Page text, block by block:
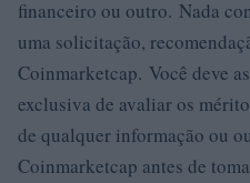
financeiro ou outro. Nada
uma solicitação,
Coinmarketcap. Você deve
exclusiva de avaliar os
de qualquer informação ou
Coinmarketcap antes de